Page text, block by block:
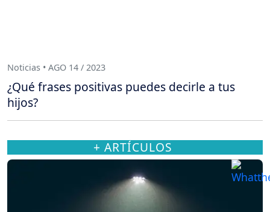
Noticias • AGO 14 / 2023
¿Qué frases positivas puedes decirle a tus
hijos?
+ ARTÍCULOS